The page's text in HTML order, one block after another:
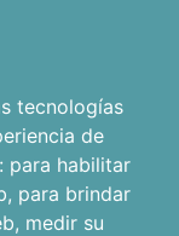
tecnologías
de
para habilitar
, para brindar
, medir su